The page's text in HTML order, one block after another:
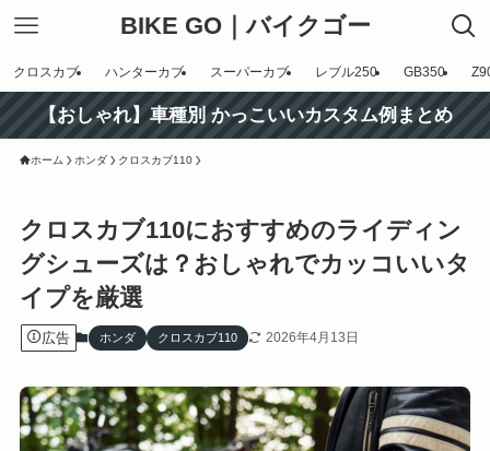
BIKE GO｜バイクゴー
クロスカブ ハンターカブ スーパーカブ レブル250 GB350
【おしゃれ】車種別 かっこいいカスタム例まとめ
ホーム ホンダ クロスカブ110
クロスカブ110におすすめのライディン
グシューズは？おしゃれでカッコいいタ
イプを厳選
広告 ホンダ クロスカブ110 2026年4月13日